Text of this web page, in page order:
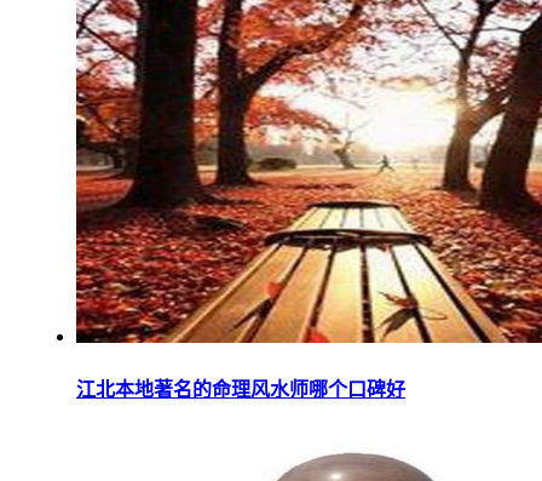
江北本地著名的命理风水师哪个口碑好